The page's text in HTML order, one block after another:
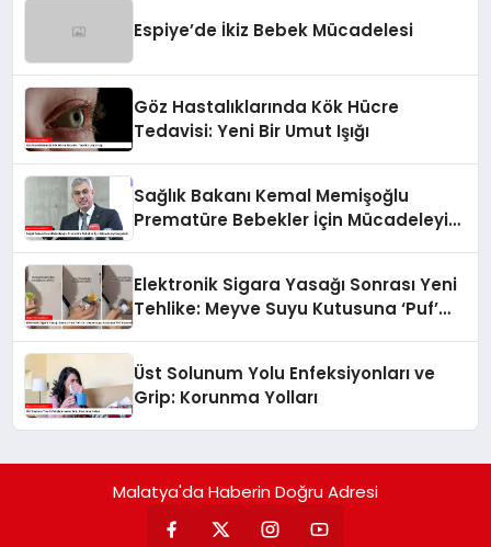
Espiye’de İkiz Bebek Mücadelesi
Göz Hastalıklarında Kök Hücre
Tedavisi: Yeni Bir Umut Işığı
Sağlık Bakanı Kemal Memişoğlu
Prematüre Bebekler İçin Mücadeleyi
Elektronik Sigara Yasağı Sonrası Yeni
Tehlike: Meyve Suyu Kutusuna ‘Puf’
Üst Solunum Yolu Enfeksiyonları ve
Grip: Korunma Yolları
Malatya'da Haberin Doğru Adresi